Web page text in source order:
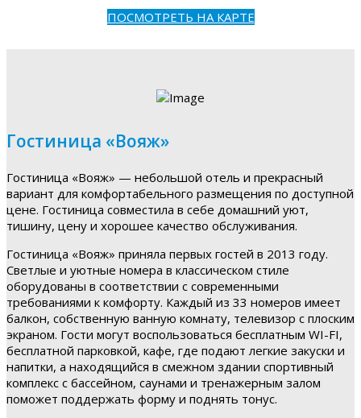
ПОСМОТРЕТЬ НА КАРТЕ
Гостиница «Вояж»
Гостиница «Вояж» — небольшой отель и прекрасный
вариант для комфортабельного размещения по доступной
цене. Гостиница совместила в себе домашний уют,
тишину, цену и хорошее качество обслуживания.
Гостиница «Вояж» приняла первых гостей в 2013 году.
Светлые и уютные номера в классическом стиле
оборудованы в соответствии с современными
требованиями к комфорту. Каждый из 33 номеров имеет
балкон, собственную ванную комнату, телевизор с плоским
экраном. Гости могут воспользоваться бесплатным WI-FI,
бесплатной парковкой, кафе, где подают легкие закуски и
напитки, а находящийся в смежном здании спортивный
комплекс с бассейном, саунами и тренажерным залом
поможет поддержать форму и поднять тонус.